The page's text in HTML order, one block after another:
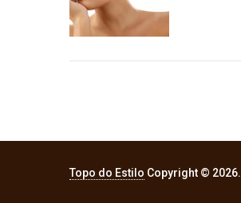
Topo do Estilo Copyright © 2026.